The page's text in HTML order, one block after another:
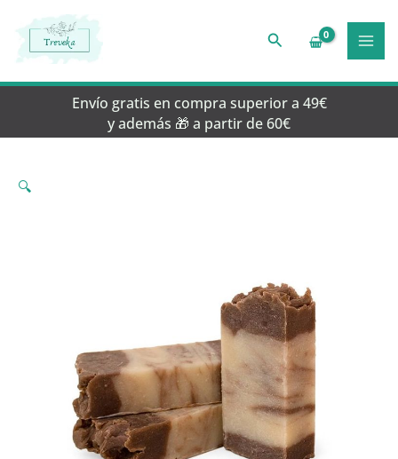
contenido
Buscar
Envío gratis en compra superior a 49€
y además 🎁 a partir de 60€
🔍